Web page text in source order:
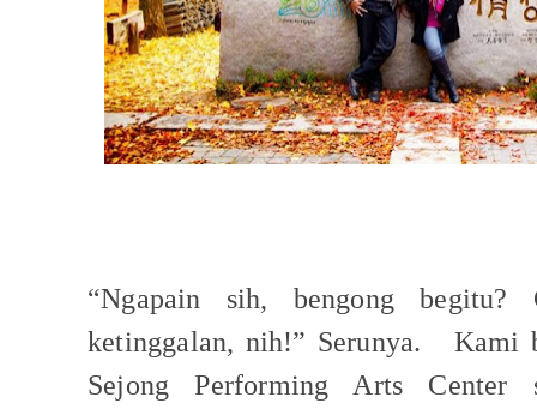
“Ngapain sih, bengong
ketinggalan, nih!” Serunya.
Kami
Sejong Performing Arts Center